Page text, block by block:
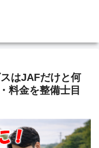
はJAFだけと何
料金を整備士目